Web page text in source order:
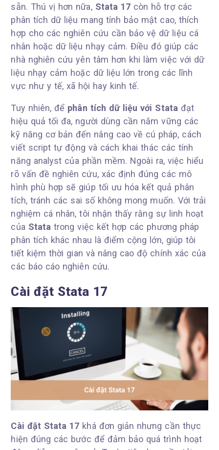
sẵn. Thú vị hơn nữa, Stata 17 còn hỗ trợ các
phân tích dữ liệu mang tính bảo mật cao, thích
hợp cho các nghiên cứu cần bảo vệ dữ liệu cá
nhân hoặc dữ liệu nhạy cảm. Điều đó giúp các
nhà nghiên cứu yên tâm hơn khi làm việc với dữ
liệu nhạy cảm hoặc dữ liệu lớn trong các lĩnh
vực như y tế, xã hội hay kinh tế.
Tuy nhiên, để phân tích dữ liệu với Stata đạt
hiệu quả tối đa, người dùng cần nắm vững các
kỹ năng cơ bản đến nâng cao về cú pháp, cách
viết script tự động và cách khai thác các tính
năng analyst của phần mềm. Ngoài ra, việc hiểu
rõ vấn đề nghiên cứu, xác định đúng các mô
hình phù hợp sẽ giúp tối ưu hóa kết quả phân
tích, tránh các sai số không mong muốn. Với trải
nghiệm cá nhân, tôi nhận thấy rằng sự linh hoạt
của Stata trong việc kết hợp các phương pháp
phân tích khác nhau là điểm cộng lớn, giúp tôi
tiết kiệm thời gian và nâng cao độ chính xác của
các báo cáo nghiên cứu.
Cài đặt Stata 17
Cài đặt Stata 17 khá đơn giản nhưng cần thực
hiện đúng các bước để đảm bảo quá trình hoạt